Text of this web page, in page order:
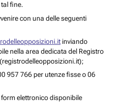
fine.
con una delle seguenti
inviando
nella area dedicata del Registro
957 766 per utenze fisse o 06
elettronico disponibile